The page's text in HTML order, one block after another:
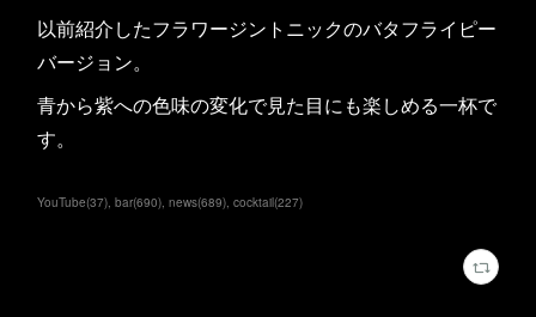
以前紹介したフラワージントニックのバタフライピー
バージョン。
青から紫への色味の変化で見た目にも楽しめる一杯で
す。
YouTube(37) bar(690) news(689) cocktail(227)